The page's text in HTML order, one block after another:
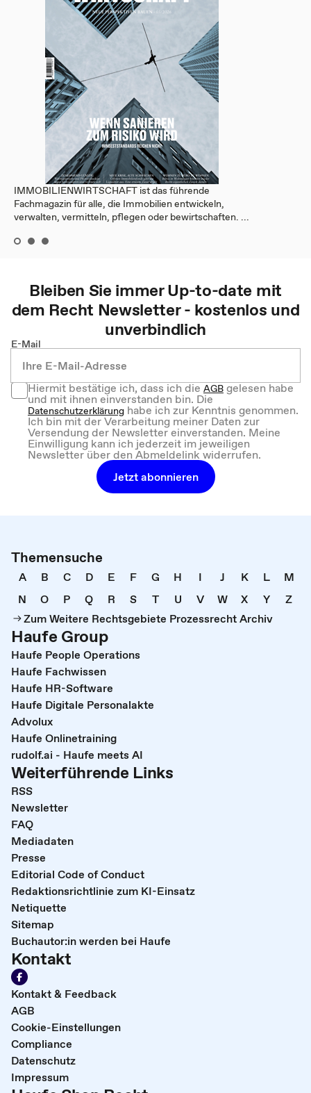
IMMOBILIENWIRTSCHAFT ist das führende
Fachmagazin für alle, die Immobilien entwickeln,
verwalten, vermitteln, pflegen oder bewirtschaften. ...
Bleiben Sie immer Up-to-date mit
dem Recht Newsletter - kostenlos und
unverbindlich
E-Mail
Hiermit bestätige ich, dass ich dieAGBgelesen habe
und mit ihnen einverstanden bin. Die
Datenschutzerklärung habe ich zur Kenntnis genommen.
Ich bin mit der Verarbeitung meiner Daten zur
Versendung der Newsletter einverstanden. Meine
Einwilligung kann ich jederzeit im jeweiligen
Newsletter über den Abmeldelink widerrufen.
Jetzt abonnieren
Themensuche
A B C D E F G H I J K L
M
N
O P Q R S T U V W X Y
Z
Zum Weitere Rechtsgebiete Prozessrecht Archiv
Haufe Group
Haufe People Operations
Haufe Fachwissen
Haufe HR-Software
Haufe Digitale Personalakte
Advolux
Haufe Onlinetraining
rudolf.ai - Haufe meets AI
Weiterführende Links
RSS
Newsletter
FAQ
Mediadaten
Presse
Editorial Code of Conduct
Redaktionsrichtlinie zum KI-Einsatz
Netiquette
Sitemap
Buchautor:in werden bei Haufe
Kontakt
Kontakt & Feedback
AGB
Cookie-Einstellungen
Compliance
Datenschutz
Impressum